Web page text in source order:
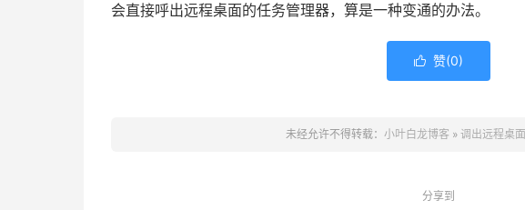
会直接呼出远程桌面的任务管理器，算是一种变通的办法。
 赞(0)
未经允许不得转载： 小叶白龙博客 » 调出远程桌
分享到